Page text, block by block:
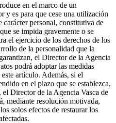
en el marco de un
y es para que cese una utilización
carácter personal, constitutiva de
se impida gravemente o se
el ejercicio de los derechos de los
de la personalidad que la
el Director de la Agencia
podrá adoptar las medidas
artículo. Además, si el
en el plazo que se establezca,
el Director de la Agencia Vasca de
mediante resolución motivada,
solos efectos de restaurar los